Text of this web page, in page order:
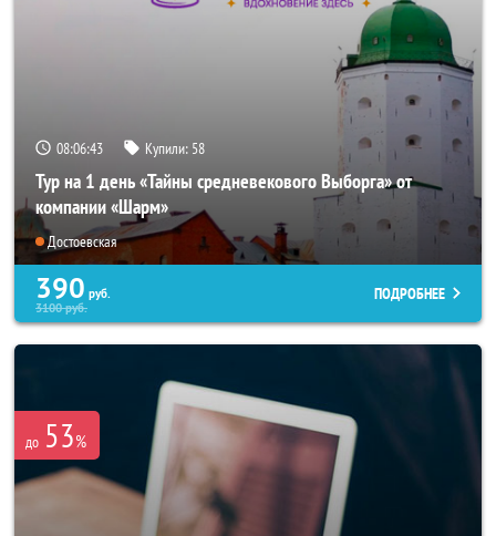
08:06:40 Купили: 58
Тур на 1 день «Тайны средневекового Выборга» от
компании «Шарм»
Достоевская
390 руб.
3100руб.
ПОДРОБНЕЕ
до 53%